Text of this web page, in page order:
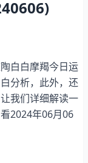
白白摩羯今日运
分析，此外，还
我们详细解读一
2024年06月06